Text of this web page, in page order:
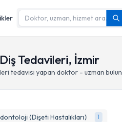
Tedavileri, İzmir
tedavisi yapan doktor - uzman
(Dişeti Hastalıkları) 1